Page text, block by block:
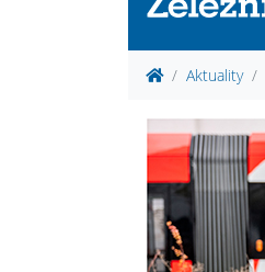
Aktuality